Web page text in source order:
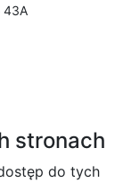
43A
stronach
do tych